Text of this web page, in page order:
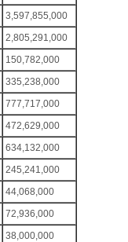
3,597,855,000
2,805,291,000
150,782,000
335,238,000
777,717,000
472,629,000
634,132,000
245,241,000
44,068,000
72,936,000
38,000,000